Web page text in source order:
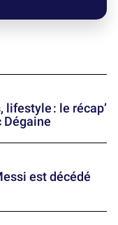
: le récap’
Dégaine
est décédé